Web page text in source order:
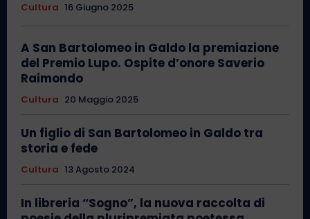
Cultura 16 Giugno 2025
A San Bartolomeo in Galdo la premiazione
del Premio Lupo. Ospite d’onore Saverio
Raimondo
Cultura 20 Maggio 2025
Un figlio di San Bartolomeo in Galdo tra
storia e fede
Cultura 13 Agosto 2024
In libreria “Sogno”, la nuova raccolta di